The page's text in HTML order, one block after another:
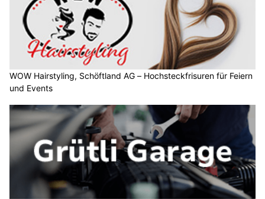
WOW Hairstyling, Schöftland AG – Hochsteckfrisuren für Feiern
und Events